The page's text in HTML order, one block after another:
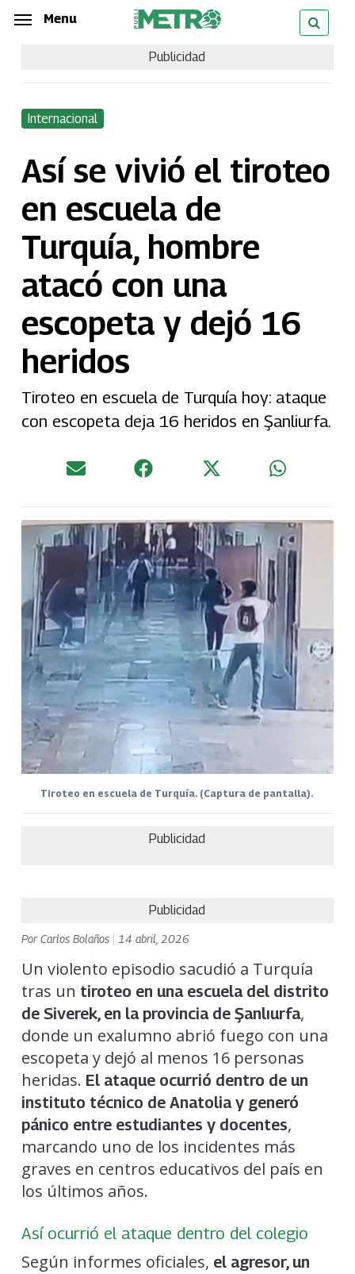
Skip
content
Menu
Publicidad
Internacional
Así se vivió el tiroteo
en escuela de
Turquía, hombre
atacó con una
escopeta y dejó 16
heridos
Tiroteo en escuela de Turquía hoy: ataque
con escopeta deja 16 heridos en Şanliurfa.
Tiroteo en escuela de Turquía. (Captura de pantalla).
Publicidad
Publicidad
PorCarlos Bolaños 14 abril, 2026
Un violento episodio sacudió a Turquía
tras un tiroteo en una escuela del distrito
de Siverek, en la provincia de Şanlıurfa,
donde un exalumno abrió fuego con una
escopeta y dejó al menos 16 personas
heridas. El ataque ocurrió dentro de un
instituto técnico de Anatolia y generó
pánico entre estudiantes y docentes,
marcando uno de los incidentes más
graves en centros educativos del país en
los últimos años.
Así ocurrió el ataque dentro del colegio
Según informes oficiales, el agresor, un
Menu